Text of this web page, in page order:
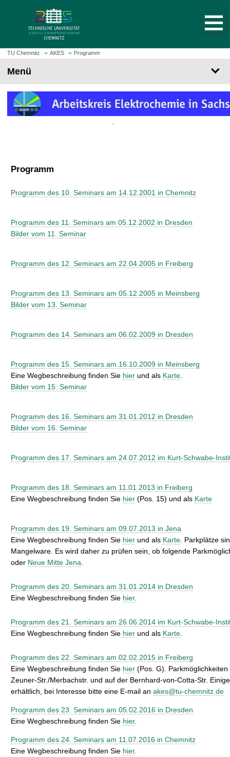
z
t
e
i
t
e
a
n
TU Chemnitz AKES Programm
Menü
Programm
Programm des 10. Seminars am 14.12.2001 in Chemnitz
Programm des 11. Seminars am 05.12.2002 in Dresden
Bilder vom 11. Seminar
Programm des 12. Seminars am 22.04.2005 in Freiberg
Programm des 13. Seminars am 05.12.2005 in Meinsberg
Bilder vom 13. Seminar
Programm des 14. Seminars am 06.02.2009 in Dresden
Programm des 15. Seminars am 16.10.2009 in Meinsberg
Eine Wegbeschreibung finden Sie hier und als Karte
Bilder vom 15. Seminar
Programm des 16. Seminars am 31.01.2012 in Dresden
Bilder vom 16. Seminar
Programm des 17. Seminars am 24.07.2012 im Kurt-Schwabe-
Programm des 18. Seminars am 11.01.2013 in Freiberg
Eine Wegbeschreibung finden Sie hier (Pos. 15) und als Karte
Programm des 19. Seminars am 09.07.2013 in Jena
Eine Wegbeschreibung finden Sie hier und als Karte . Parkplätze
Mangelware. Es wird daher zu prüfen sein, ob folgende
oder Neue Mitte Jena
Programm des 20. Seminars am 31.01.2014 in Dresden
Eine Wegbeschreibung finden Sie hier.
Programm des 21. Seminars am 26.06.2014 im Kurt-Schwabe-
Eine Wegbeschreibung finden Sie hier und als Karte
Programm des 22. Seminars am 02.02.2015 in Freiberg
Eine Wegbeschreibung finden Sie hier (Pos. G).
Zeuner-Str./Merbachstr. und auf der Bernhard-von-Cotta-Str.
erhältlich, bei Interesse bitte eine E-mail an akes@tu-chemnitz.de
Programm des 23. Seminars am 05.02.2016 in Dresden
Eine Wegbeschreibung finden Sie hier.
Programm des 24. Seminars am 11.07.2016 in Chemnitz
Eine Wegbeschreibung finden Sie hier.